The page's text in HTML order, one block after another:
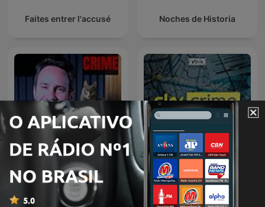
Faites entrer l'accusé Noches de Historia
CRIME e MISTÉRIO c/ Beto
Ribeiro
Sky Crime Podcast